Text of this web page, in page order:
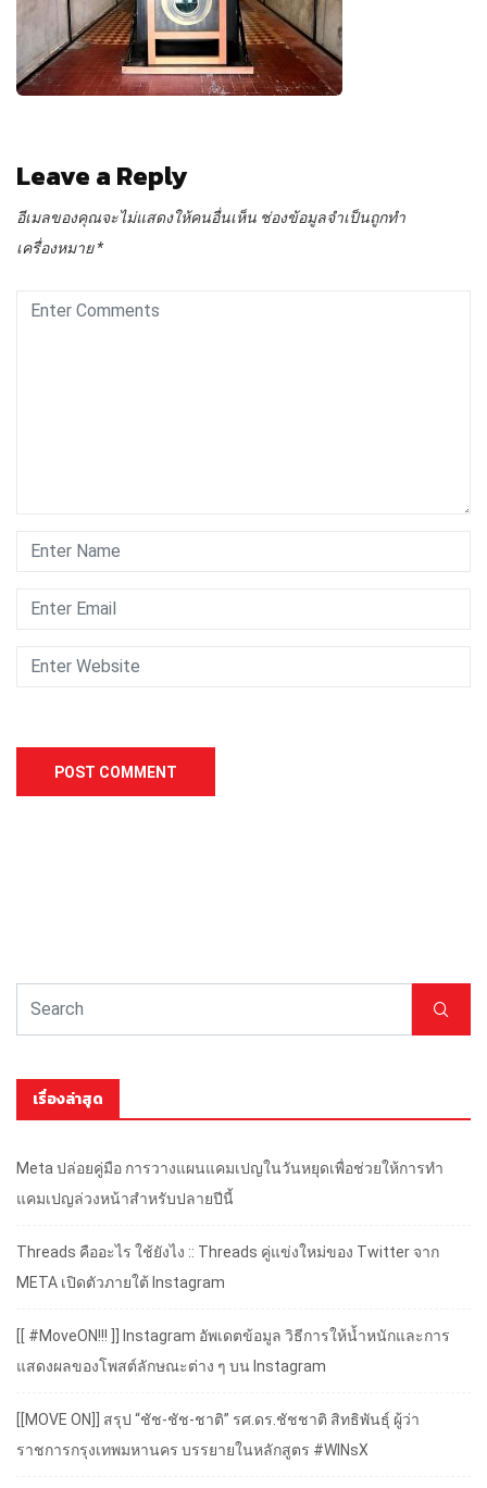
Leave a Reply
อีเมลของคุณจะไม่แสดงให้คนอื่นเห็น ช่องข้อมูลจำเป็นถูกทำ
เครื่องหมาย*
เรื่องล่าสุด
Meta ปล่อยคู่มือ การวางแผนแคมเปญในวันหยุดเพื่อช่วยให้การทำ
แคมเปญล่วงหน้าสำหรับปลายปีนี้
Threads คืออะไร ใช้ยังไง :: Threads คู่แข่งใหม่ของ Twitter จาก
META เปิดตัวภายใต้ Instagram
[[ #MoveON!!! ]] Instagram อัพเดตข้อมูล วิธีการให้น้ำหนักและการ
แสดงผลของโพสต์ลักษณะต่าง ๆ บน Instagram
[[MOVE ON]] สรุป “ชัช-ชัช-ชาติ” รศ.ดร.ชัชชาติ สิทธิพันธุ์ ผู้ว่า
ราชการกรุงเทพมหานคร บรรยายในหลักสูตร #WINsX